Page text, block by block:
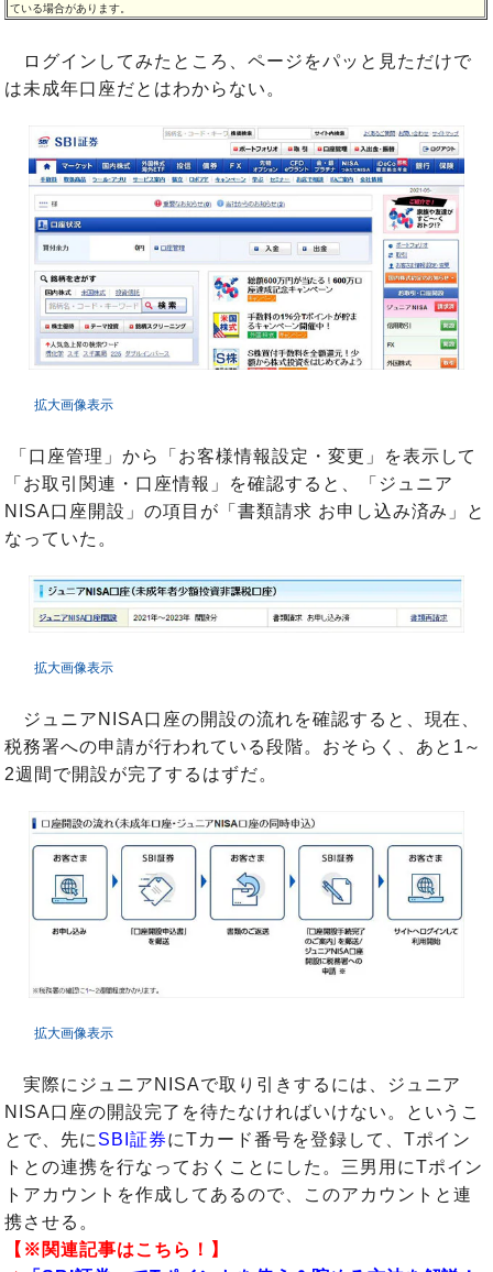
ている場合があります。
ログインしてみたところ、ページをパッと見ただけで
は未成年口座だとはわからない。
拡大画像表示
「口座管理」から「お客様情報設定・変更」を表示して
「お取引関連・口座情報」を確認すると、「ジュニア
NISA口座開設」の項目が「書類請求 お申し込み済み」と
なっていた。
拡大画像表示
ジュニアNISA口座の開設の流れを確認すると、現在、
税務署への申請が行われている段階。おそらく、あと1～
2週間で開設が完了するはずだ。
拡大画像表示
実際にジュニアNISAで取り引きするには、ジュニア
NISA口座の開設完了を待たなければいけない。というこ
とで、先に SBI証券にTカード番号を登録して、Tポイン
トとの連携を行なっておくことにした。三男用にTポイン
トアカウントを作成してあるので、このアカウントと連
携させる。
【※関連記事はこちら！】